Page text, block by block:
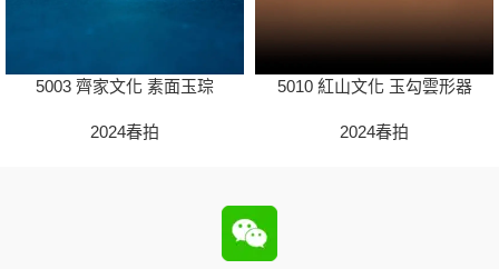
5003 齊家文化 素面玉琮
2024春拍
5010 紅山文化 玉勾雲形器
2024春拍